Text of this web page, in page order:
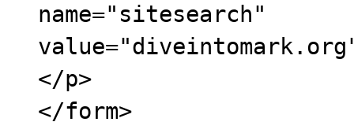
name="sitesearch"
</p>
</form>